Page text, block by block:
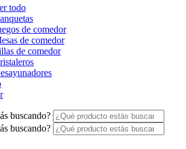
todo
de comedor
de comedor
de comedor